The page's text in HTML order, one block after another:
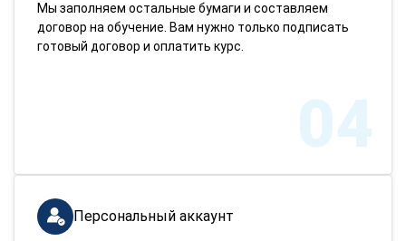
Мы заполняем остальные бумаги и составляем
договор на обучение. Вам нужно только подписать
готовый договор и оплатить курс.
04
Персональный аккаунт